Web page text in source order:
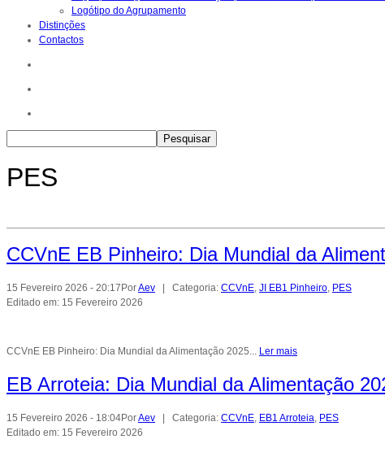
Logótipo do Agrupamento
Distinções
Contactos
PES
CCVnE EB Pinheiro: Dia Mundial da
15 Fevereiro 2026 - 20:17PorAev | Categoria: CCVnE JI EB1 Pinheiro PES
Editado em: 15 Fevereiro 2026
CCVnE EB Pinheiro: Dia Mundial da Alimentação 2025... Ler mais
EB Arroteia: Dia Mundial da Alimentação
15 Fevereiro 2026 - 18:04PorAev | Categoria: CCVnE EB1 Arroteia PES
Editado em: 15 Fevereiro 2026